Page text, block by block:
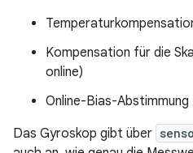
Kompensation für die
online)
Online-Bias-
Das Gyroskop gibt über